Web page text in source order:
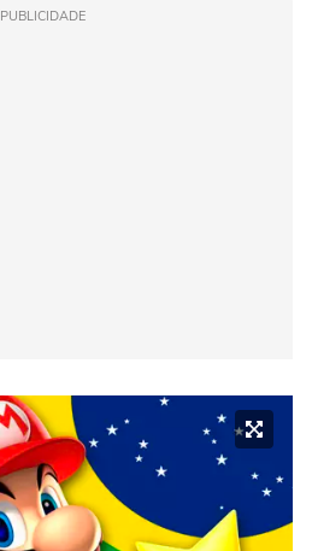
PUBLICIDADE